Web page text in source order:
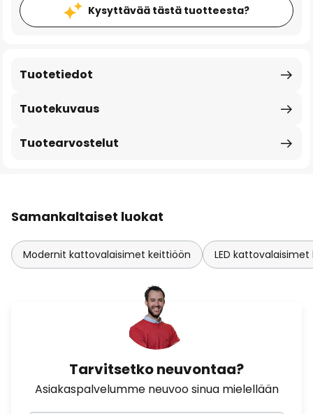
Kysyttävää tästä tuotteesta?
Tuotekuvaus
Tuotetiedot
Tuotearvostelut
Samankaltaiset luokat
Modernit kattovalaisimet keittiöön LED
Tarvitsetko neuvontaa?
Asiakaspalvelumme neuvoo sinua mielellään